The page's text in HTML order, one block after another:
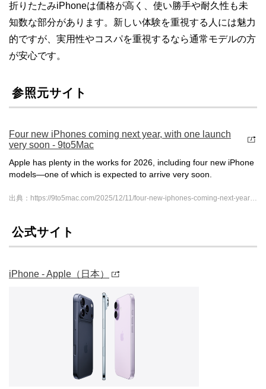
折りたたみiPhoneは価格が高く、使い勝手や耐久性も未
知数な部分があります。新しい体験を重視する人には魅力
的ですが、実用性やコスパを重視するなら通常モデルの方
が安心です。
参照元サイト
Four new iPhones coming next year, with one launch
very soon - 9to5Mac
Apple has plenty in the works for 2026, including four new iPhone
models—one of which is expected to arrive very soon.
出典：https://9to5mac.com/2025/12/11/four-new-iphones-coming-next-year-with-one-launch-very-soon/
公式サイト
iPhone - Apple（日本）